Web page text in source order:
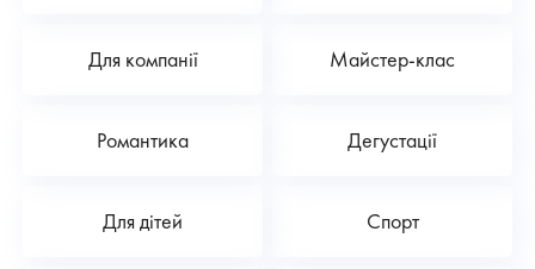
Для компанії Майстер-клас
Романтика Дегустації
Для дітей Спорт